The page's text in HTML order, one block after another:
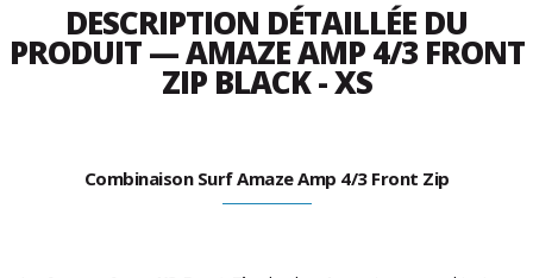
DESCRIPTION DÉTAILLÉE DU
PRODUIT — AMAZE AMP 4/3 FRONT
ZIP BLACK - XS
Combinaison Surf Amaze Amp 4/3 Front Zip